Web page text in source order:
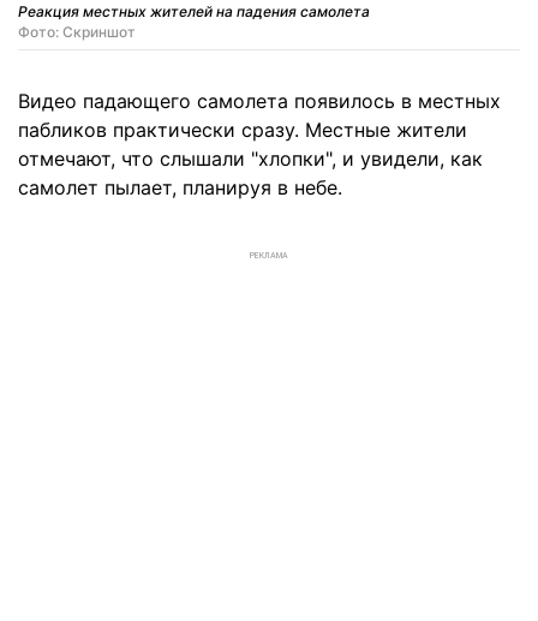
Реакция местных жителей на падения самолета
Фото: Скриншот
Видео падающего самолета появилось в местных
пабликов практически сразу. Местные жители
отмечают, что слышали "хлопки", и увидели, как
самолет пылает, планируя в небе.
РЕКЛАМА